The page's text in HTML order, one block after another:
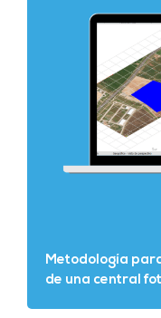
Metodología
de una central